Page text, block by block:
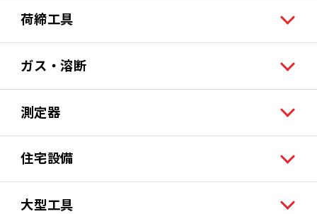
荷締工具
ガス・溶断
測定器
住宅設備
大型工具